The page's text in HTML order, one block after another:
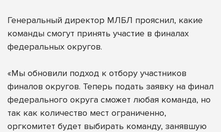
Генеральный директор МЛБЛ прояснил, какие
команды смогут принять участие в финалах
федеральных округов.
«Мы обновили подход к отбору участников
финалов округов. Теперь подать заявку на финал
федерального округа сможет любая команда, но
так как количество мест ограниченно,
оргкомитет будет выбирать команду, занявшую